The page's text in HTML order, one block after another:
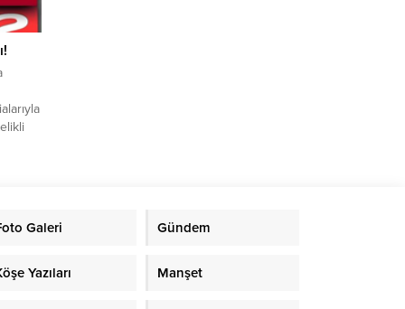
Galeri Gündem
Yazıları Manşet